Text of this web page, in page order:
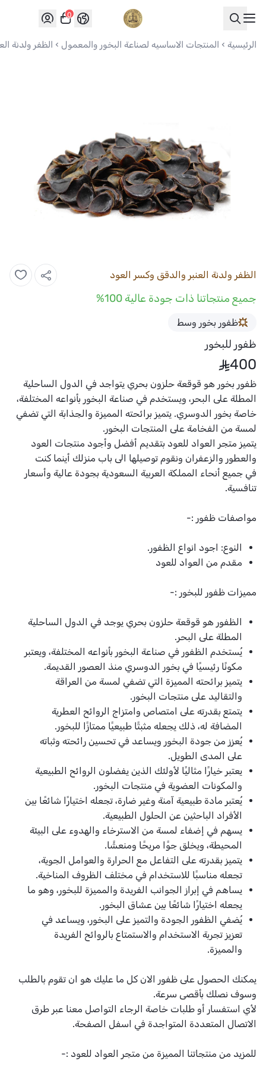
العواد للعود
0
الرئيسية المنتجات الاساسيه لصناعة البخور والمعمول الظفر ولدنة
الظفر ولدنة العنبر والدقق وكسر العود
جميع منتجاتنا ذات جودة عالية 100%
ظفور بخور وسط
ظفور للبخور
400
ظفور بخور هو قوقعة حلزون بحري يتواجد في الدول الساحلية
المطلة على البحر، ويستخدم في صناعة البخور بأنواعه المختلفة،
خاصة بخور الدوسري. يتميز برائحته المميزة والجذابة التي تضفي
لمسة من الفخامة على المنتجات البخور.
يتميز متجر العواد للعود بتقديم أفضل وأجود منتجات العود
والعطور والزعفران ونقوم توصيلها الى باب منزلك أينما كنت
في جميع أنحاء المملكة العربية السعودية بجودة عالية وأسعار
تنافسية.
مواصفات ظفور :-
النوع: اجود انواع الظفور.
مقدم من العواد للعود
مميزات ظفور للبخور :-
الظفور هو قوقعة حلزون بحري يوجد في الدول الساحلية
المطلة على البحر.
يُستخدم الظفور في صناعة البخور بأنواعه المختلفة، ويعتبر
مكونًا رئيسيًا في بخور الدوسري منذ العصور القديمة.
يتميز برائحته المميزة التي تضفي لمسة من العراقة
والتقاليد على منتجات البخور.
يتمتع بقدرته على امتصاص وامتزاج الروائح العطرية
المضافة له، ذلك يجعله مثبتًا طبيعيًا ممتازًا للبخور.
يُعزز من جودة البخور ويساعد في تحسين رائحته وثباته
على المدى الطويل.
يعتبر خيارًا مثاليًا لأولئك الذين يفضلون الروائح الطبيعية
والمكونات العضوية في منتجات البخور.
يُعتبر مادة طبيعية آمنة وغير ضارة، تجعله اختيارًا شائعًا بين
الأفراد الباحثين عن الحلول الطبيعية.
يسهم في إضفاء لمسة من الاسترخاء والهدوء على البيئة
المحيطة، ويخلق جوًا مريحًا ومنعشًا.
يتميز بقدرته على التفاعل مع الحرارة والعوامل الجوية،
تجعله مناسبًا للاستخدام في مختلف الظروف المناخية.
يساهم في إبراز الجوانب الفريدة والمميزة للبخور، وهو ما
يجعله اختيارًا شائعًا بين عشاق البخور.
يُضفي الظفور الجودة والتميز على البخور، ويساعد في
تعزيز تجربة الاستخدام والاستمتاع بالروائح الفريدة
والمميزة.
يمكنك الحصول على ظفور الان كل ما عليك هو ان تقوم بالطلب
وسوف نصلك بأقصى سرعة.
لأي استفسار أو طلبات خاصة الرجاء التواصل معنا عبر طرق
الاتصال المتعددة المتواجدة في اسفل الصفحة.
للمزيد من منتجاتنا المميزة من متجر العواد للعود :-